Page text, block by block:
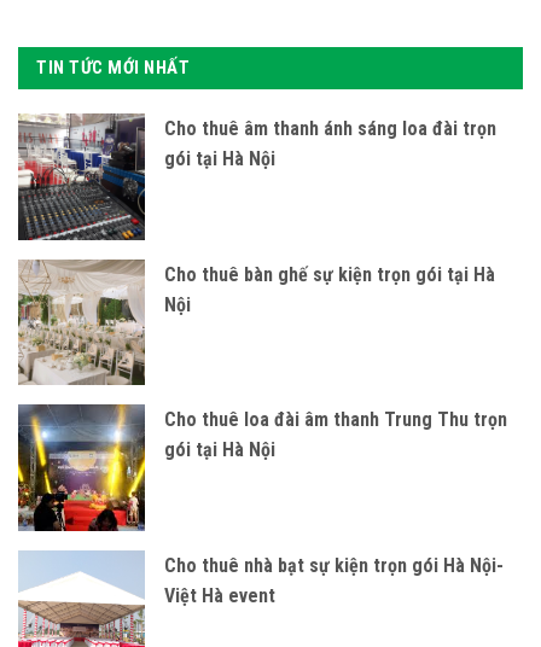
TIN TỨC MỚI NHẤT
Cho thuê âm thanh ánh sáng loa đài trọn
gói tại Hà Nội
Cho thuê bàn ghế sự kiện trọn gói tại Hà
Nội
Cho thuê loa đài âm thanh Trung Thu trọn
gói tại Hà Nội
Cho thuê nhà bạt sự kiện trọn gói Hà Nội-
Việt Hà event